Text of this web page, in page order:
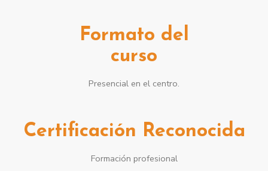
Formato del
curso
Presencial en el centro.
Certificación Reconocida
Formación profesional